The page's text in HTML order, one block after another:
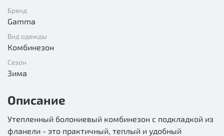
Бренд
Gamma
Вид одежды
Комбинезон
Сезон
Зима
Описание
Утепленный болониевый комбинезон с подкладкой из
фланели - это практичный, теплый и удобный